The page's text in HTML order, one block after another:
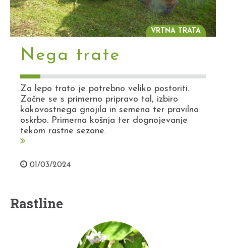
VRTNA TRATA
Nega trate
Za lepo trato je potrebno veliko postoriti.
Začne se s primerno pripravo tal, izbiro
kakovostnega gnojila in semena ter pravilno
oskrbo. Primerna košnja ter dognojevanje
tekom rastne sezone.
01/03/2024
Rastline